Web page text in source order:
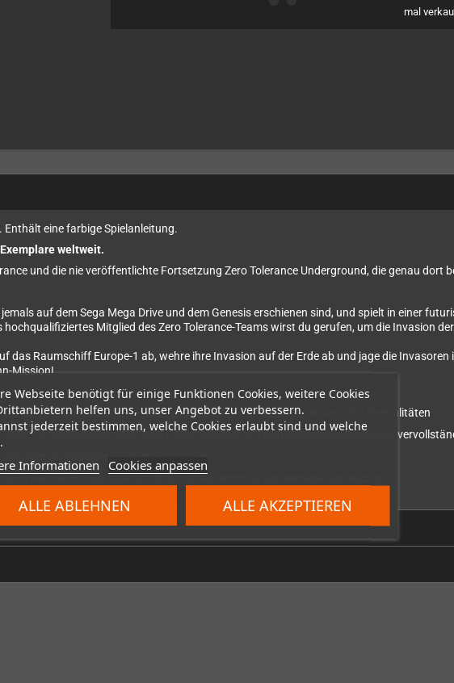
Webseite benötigt für einige Funktionen Cookies, weitere Cookies
helfen uns, unser Angebot zu verbessern.
jederzeit bestimmen, welche Cookies erlaubt sind und welche
Informationen Cookies anpassen
ALLE ABLEHNEN ALLE AKZEPTIEREN
mal
Enthält eine farbige Spielanleitung.
weltweit.
und die nie veröffentlichte Fortsetzung Zero Tolerance Underground, die genau dort
auf dem Sega Mega Drive und dem Genesis erschienen sind, und spielt in einer
Mitglied des Zero Tolerance-Teams wirst du gerufen, um die Invasion
das Raumschiff Europe-1 ab, wehre ihre Invasion auf der Erde ab und jage die
Mission!
die du dir aussuchen kannst, jeder mit einer anderen Ausrüstung und Spezialitäten
Flammenwerfer oder einen Raketenwerfer, um dein vielseitiges Arsenal zu
über verschiedene Gebiete erstrecken
zu aktivieren, oder rase durch die Levels, wenn du den Nervenkitzel suchst